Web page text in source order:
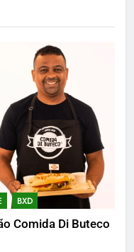
BXD
Comida Di Buteco